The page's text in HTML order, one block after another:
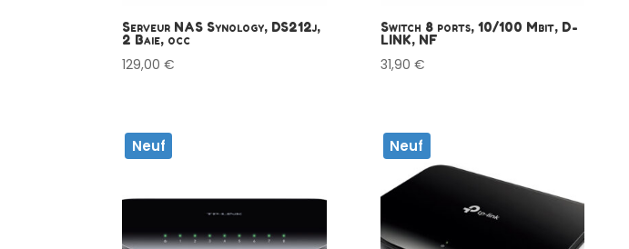
Serveur NAS Synology, DS212j,
2 Baie, occ
129,00€
Switch 8 ports, 10/100 Mbit, D-
LINK, NF
31,90 €
Neuf Neuf